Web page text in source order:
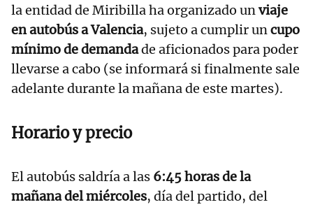
la entidad de Miribilla ha organizado unviaje
en autobús a Valencia, sujeto a cumplir uncupo
mínimo de demandade aficionados para poder
llevarse a cabo (se informará si finalmente sale
adelante durante la mañana de este martes).
Horario y precio
El autobús saldría a las 6:45 horas de la
mañana del miércoles, día del partido, del